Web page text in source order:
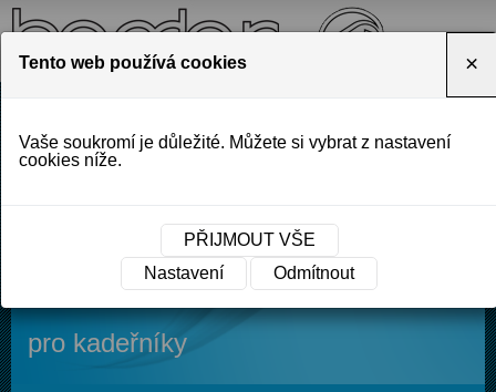
KONTAKT
Výrobce profesionální vlasové
kosmetiky
pro kadeřníky
Tento web používá cookies ×
Vaše soukromí je důležité. Můžete si vybrat z nastavení
cookies níže.
PŘIJMOUT VŠE
Nastavení
Odmítnout